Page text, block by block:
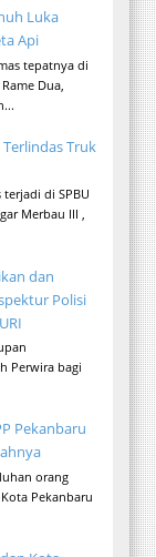
Luka
Api
tepatnya di
Dua,
Terlindas Truk
di SPBU
Merbau III ,
dan
Polisi
Perwira bagi
Pekanbaru
orang
Pekanbaru